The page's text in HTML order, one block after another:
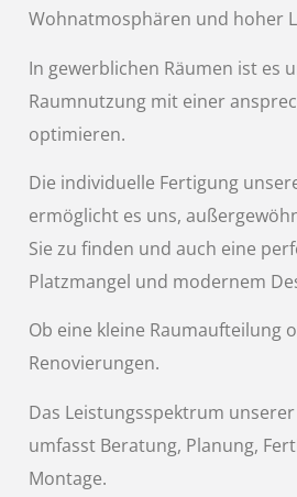
Wohnatmosphären und hoher
In gewerblichen Räumen ist es
Raumnutzung mit einer
optimieren.
Die individuelle Fertigung
ermöglicht es uns,
Sie zu finden und auch eine
Platzmangel und modernem
Ob eine kleine Raumaufteilung
Renovierungen.
Das Leistungsspektrum
umfasst Beratung, Planung,
Montage.